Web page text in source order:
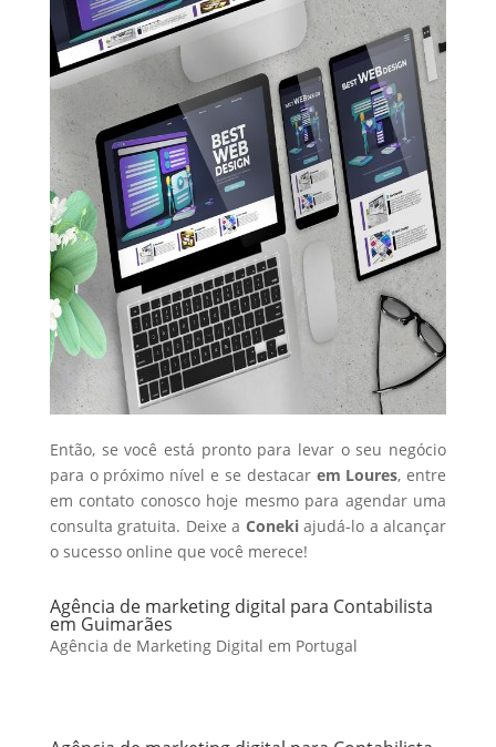
Então, se você está pronto para levar o seu negócio
para o próximo nível e se destacar em Loures, entre
em contato conosco hoje mesmo para agendar uma
consulta gratuita. Deixe a Conekiajudá-lo a alcançar
o sucesso online que você merece!
Agência de marketing digital para Contabilista
em Guimarães
Agência de Marketing Digital em Portugal